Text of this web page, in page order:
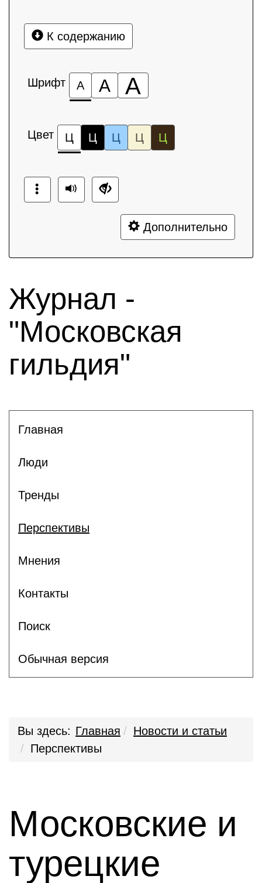
К содержанию
Шрифт А А А
Цвет Ц Ц Ц Ц Ц
Дополнительно
Журнал -
"Московская
гильдия"
Главная
Люди
Тренды
Перспективы
Мнения
Контакты
Поиск
Обычная версия
Вы здесь: Главная
Новости и статьи
Перспективы
Московские и
турецкие